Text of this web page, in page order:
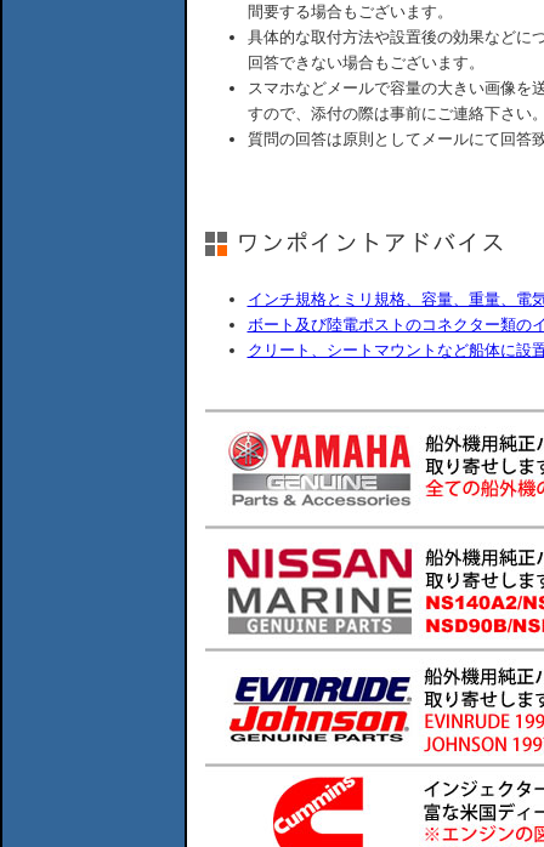
間要する場合もございます。
具体的な取付方法や設置後の効果などに
回答できない場合もございます。
スマホなどメールで容量の大きい画像を
すので、添付の際は事前にご連絡下さい
質問の回答は原則としてメールにて回答
インチ規格とミリ規格、容量、重量、電
ボート及び陸電ポストのコネクター類の
クリート、シートマウントなど船体に設